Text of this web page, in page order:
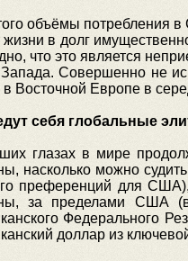
объёмы потребления
жизни в долг
что это является
Совершенно не
в Восточной Европе в
себя глобальные
глазах в мире
насколько можно
преференций для
за пределами США
Федерального
доллар из